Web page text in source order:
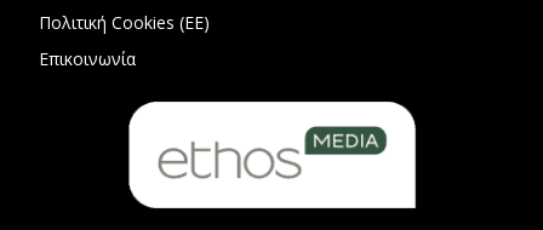
Πολιτική Cookies (ΕΕ)
Επικοινωνία